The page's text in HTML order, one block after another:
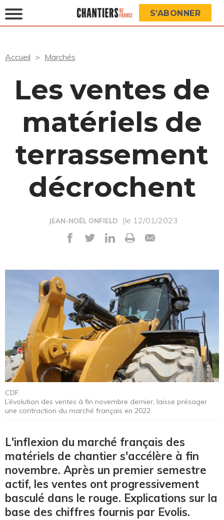
S’ABONNER
Accueil Marchés
Les ventes de
matériels de
terrassement
décrochent
JEAN-NOËL ONFIELD |le 12/01/2023
CDF
L’évolution des ventes à fin novembre dernier, laisse présager
une contraction du marché français en 2022.
L'inflexion du marché français des
matériels de chantier s'accélère à fin
novembre. Après un premier semestre
actif, les ventes ont progressivement
basculé dans le rouge. Explications sur la
base des chiffres fournis par Evolis.